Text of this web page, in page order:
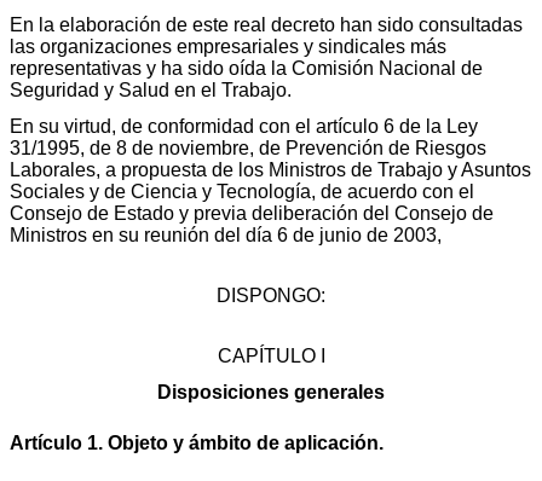
En la elaboración de este real decreto han sido consultadas
las organizaciones empresariales y sindicales más
representativas y ha sido oída la Comisión Nacional de
Seguridad y Salud en el Trabajo.
En su virtud, de conformidad con el artículo 6 de la Ley
31/1995, de 8 de noviembre, de Prevención de Riesgos
Laborales, a propuesta de los Ministros de Trabajo y Asuntos
Sociales y de Ciencia y Tecnología, de acuerdo con el
Consejo de Estado y previa deliberación del Consejo de
Ministros en su reunión del día 6 de junio de 2003,
DISPONGO:
CAPÍTULO I
Disposiciones generales
Artículo 1. Objeto y ámbito de aplicación.